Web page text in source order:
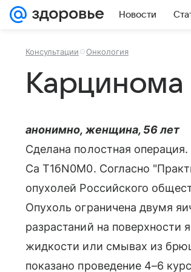
Новости
Консультации Онкология
Карцинома
анонимно, женщина, 56 лет
Сделана полостная
Са Т1бN0M0. Согласно
опухолей Российского
Опухоль ограничена двумя
разрастаний на поверхности
жидкости или смывах из
показано проведение 4–6